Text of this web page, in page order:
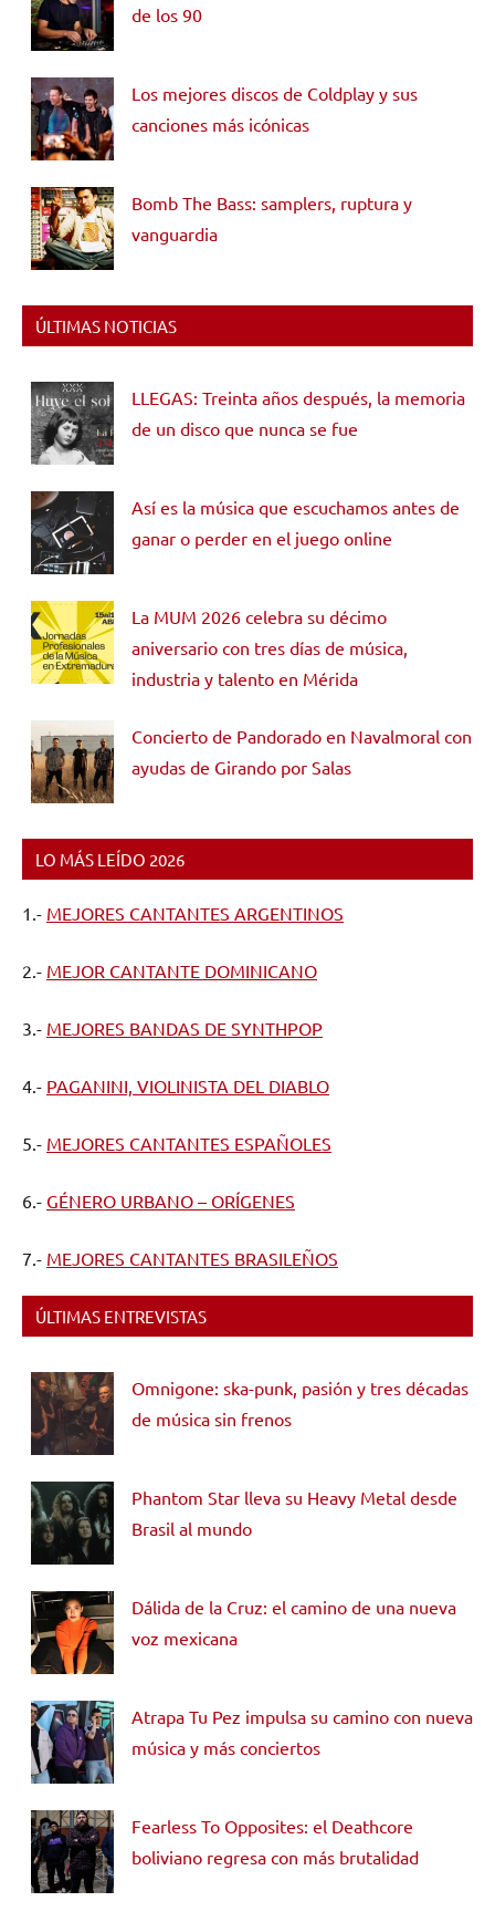
de los 90
Los mejores discos de Coldplay y sus
canciones más icónicas
Bomb The Bass: samplers, ruptura y
vanguardia
ÚLTIMAS NOTICIAS
LLEGAS: Treinta años después, la memoria
de un disco que nunca se fue
Así es la música que escuchamos antes de
ganar o perder en el juego online
La MUM 2026 celebra su décimo
aniversario con tres días de música,
industria y talento en Mérida
Concierto de Pandorado en Navalmoral con
ayudas de Girando por Salas
LO MÁS LEÍDO 2026
1.- MEJORES CANTANTES ARGENTINOS
2.- MEJOR CANTANTE DOMINICANO
3.- MEJORES BANDAS DE SYNTHPOP
4.- PAGANINI, VIOLINISTA DEL DIABLO
5.- MEJORES CANTANTES ESPAÑOLES
6.- GÉNERO URBANO – ORÍGENES
7.- MEJORES CANTANTES BRASILEÑOS
ÚLTIMAS ENTREVISTAS
Omnigone: ska-punk, pasión y tres décadas
de música sin frenos
Phantom Star lleva su Heavy Metal desde
Brasil al mundo
Dálida de la Cruz: el camino de una nueva
voz mexicana
Atrapa Tu Pez impulsa su camino con nueva
música y más conciertos
Fearless To Opposites: el Deathcore
boliviano regresa con más brutalidad